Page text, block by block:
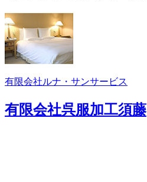
有限会社ルナ・サンサービス
有限会社呉服加工須藤